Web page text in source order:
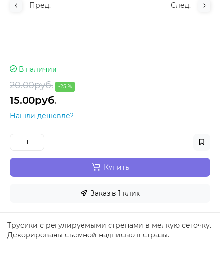
Пред. След.
В наличии
20.00руб. -25 %
15.00руб.
Нашли дешевле?
Купить
Заказ в 1 клик
Трусики с регулируемыми стрепами в мелкую сеточку.
Декорированы съемной надписью в стразы.